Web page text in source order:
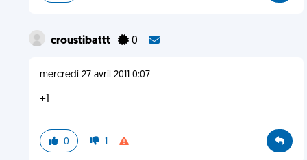
croustibattt 0
mercredi 27 avril 2011 0:07
+1
0 1